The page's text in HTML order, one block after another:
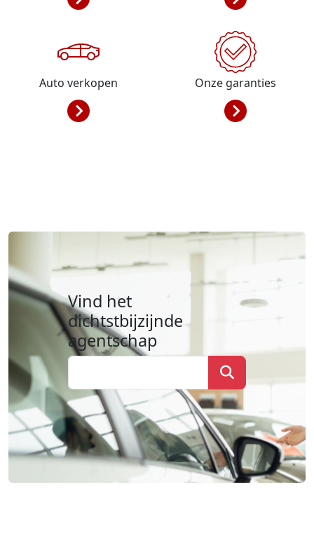
Auto verkopen Onze garanties
Vind het
dichtstbijzijnde
agentschap